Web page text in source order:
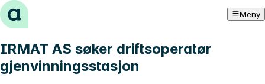
Hopp til innhold Meny
IRMAT AS søker driftsoperatør
gjenvinningsstasjon